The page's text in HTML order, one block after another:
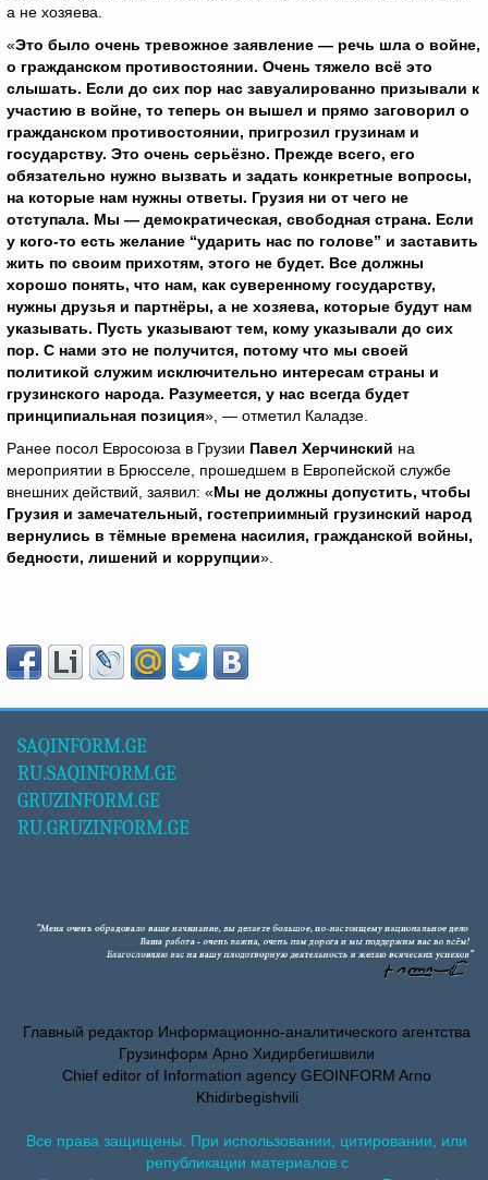
а не хозяева.
«Это было очень тревожное заявление — речь шла о войне,
о гражданском противостоянии. Очень тяжело всё это
слышать. Если до сих пор нас завуалированно призывали к
участию в войне, то теперь он вышел и прямо заговорил о
гражданском противостоянии, пригрозил грузинам и
государству. Это очень серьёзно. Прежде всего, его
обязательно нужно вызвать и задать конкретные вопросы,
на которые нам нужны ответы. Грузия ни от чего не
отступала. Мы — демократическая, свободная страна. Если
у кого-то есть желание “ударить нас по голове” и заставить
жить по своим прихотям, этого не будет. Все должны
хорошо понять, что нам, как суверенному государству,
нужны друзья и партнёры, а не хозяева, которые будут нам
указывать. Пусть указывают тем, кому указывали до сих
пор. С нами это не получится, потому что мы своей
политикой служим исключительно интересам страны и
грузинского народа. Разумеется, у нас всегда будет
принципиальная позиция», — отметил Каладзе.
Ранее посол Евросоюза в Грузии Павел Херчинский на
мероприятии в Брюсселе, прошедшем в Европейской службе
внешних действий, заявил: «Мы не должны допустить, чтобы
Грузия и замечательный, гостеприимный грузинский народ
вернулись в тёмные времена насилия, гражданской войны,
бедности, лишений и коррупции».
SAQINFORM.GE
RU.SAQINFORM.GE
GRUZINFORM.GE
RU.GRUZINFORM.GE
Главный редактор Информационно-аналитического агентства
Грузинформ Арно Хидирбегишвили
Chief editor of Information agency GEOINFORM Arno
Khidirbegishvili
Все права защищены. При использовании, цитировании, или
републикации материалов с